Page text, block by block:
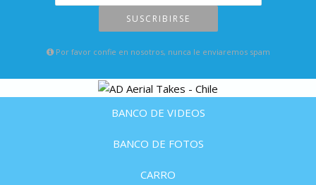
SUSCRIBIRSE
Por favor confie en nosotros, nunca le enviaremos spam
BANCO DE VIDEOS
BANCO DE FOTOS
CARRO